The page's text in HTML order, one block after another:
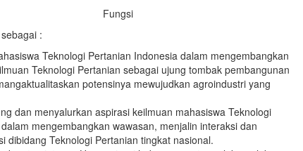
Fungsi
:
Teknologi Pertanian Indonesia dalam mengembangkan
Teknologi Pertanian sebagai ujung tombak pembangunan
potensinya mewujudkan agroindustri yang
dan menyalurkan aspirasi keilmuan mahasiswa Teknologi
mengembangkan wawasan, menjalin interaksi dan
dibidang Teknologi Pertanian tingkat nasional.